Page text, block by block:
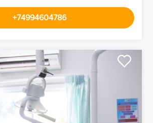
+74994604786